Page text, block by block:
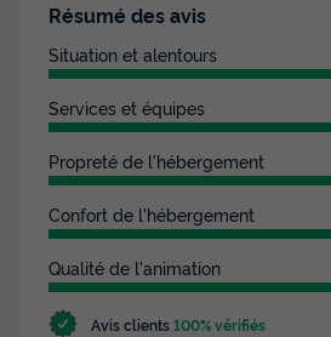
Résumé des avis
Situation et alentours
Services et équipes
Propreté de l'hébergement
Confort de l'hébergement
Qualité de l'animation
Avis clients100% vérifiés